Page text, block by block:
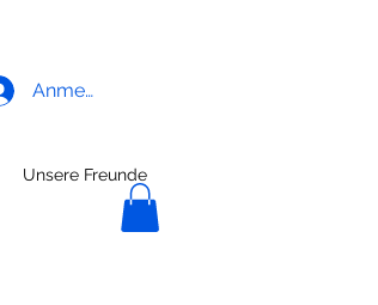
Anmelden
Unsere Freunde